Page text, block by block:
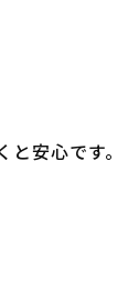
安心です。